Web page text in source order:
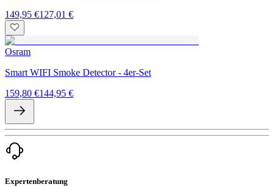
149,95 €127,01 €
Osram
Smart WIFI Smoke Detector - 4er-Set
159,80 €144,95 €
Expertenberatung